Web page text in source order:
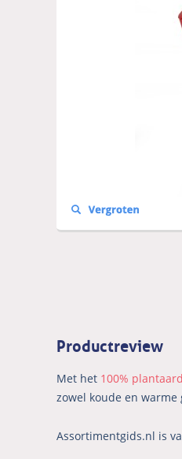
Productreview
Met het 100%
zowel koude en
Assortimentgids.nl is